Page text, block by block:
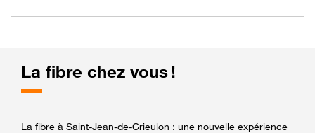
La fibre chez vous !
La fibre à Saint-Jean-de-Crieulon : une nouvelle expérience